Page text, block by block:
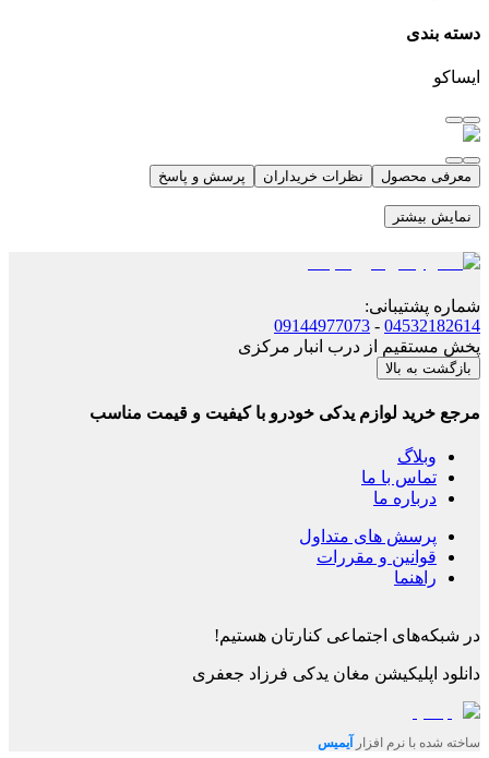
دسته بندی
ایساکو
معرفی محصول نظرات خریداران پرسش و پاسخ
نمایش بیشتر
شماره پشتیبانی:
04532182614
-
09144977073
پخش مستقیم از درب انبار مرکزی
بازگشت به بالا
مرجع خرید لوازم یدکی خودرو با کیفیت و قیمت مناسب
وبلاگ
تماس با ما
درباره ما
پرسش های متداول
قوانین و مقررات
راهنما
در شبکه‌های اجتماعی کنارتان هستیم!
دانلود اپلیکیشن مغان یدکی فرزاد جعفری
ساخته شده با نرم افزار آیمیس